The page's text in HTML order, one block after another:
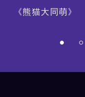
《熊猫大同萌》